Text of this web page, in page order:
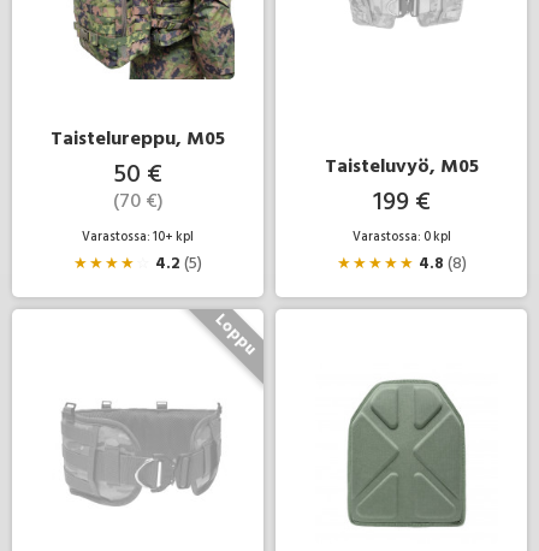
Taistelureppu, M05
50 €
(70 €)
Varastossa: 10+ kpl
★★★★ 4.2(5)
Taisteluvyö, M05
199 €
Varastossa: 0 kpl
★★★★★ 4.8(8)